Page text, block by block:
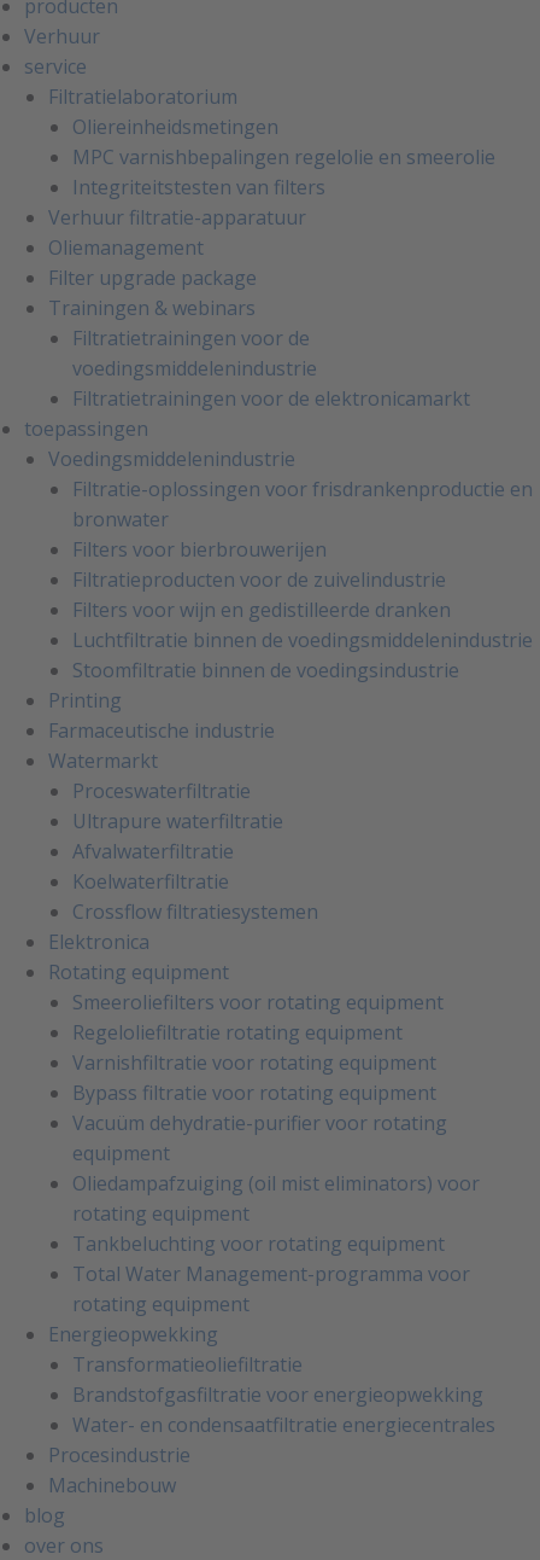
producten
Verhuur
service
Filtratielaboratorium
Oliereinheidsmetingen
MPC varnishbepalingen regelolie en smeerolie
Integriteitstesten van filters
Verhuur filtratie-apparatuur
Oliemanagement
Filter upgrade package
Trainingen & webinars
Filtratietrainingen voor de
voedingsmiddelenindustrie
Filtratietrainingen voor de elektronicamarkt
toepassingen
Voedingsmiddelenindustrie
Filtratie-oplossingen voor frisdrankenproductie en
bronwater
Filters voor bierbrouwerijen
Filtratieproducten voor de zuivelindustrie
Filters voor wijn en gedistilleerde dranken
Luchtfiltratie binnen de voedingsmiddelenindustrie
Stoomfiltratie binnen de voedingsindustrie
Printing
Farmaceutische industrie
Watermarkt
Proceswaterfiltratie
Ultrapure waterfiltratie
Afvalwaterfiltratie
Koelwaterfiltratie
Crossflow filtratiesystemen
Elektronica
Rotating equipment
Smeeroliefilters voor rotating equipment
Regeloliefiltratie rotating equipment
Varnishfiltratie voor rotating equipment
Bypass filtratie voor rotating equipment
Vacuüm dehydratie-purifier voor rotating
equipment
Oliedampafzuiging (oil mist eliminators) voor
rotating equipment
Tankbeluchting voor rotating equipment
Total Water Management-programma voor
rotating equipment
Energieopwekking
Transformatieoliefiltratie
Brandstofgasfiltratie voor energieopwekking
Water- en condensaatfiltratie energiecentrales
Procesindustrie
Machinebouw
blog
over ons